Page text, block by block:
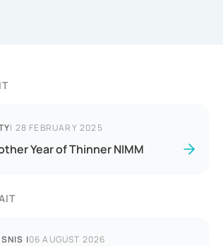
| 28 FEBRUARY 2025
Year of Thinner NIMM
|06 AUGUST 2026